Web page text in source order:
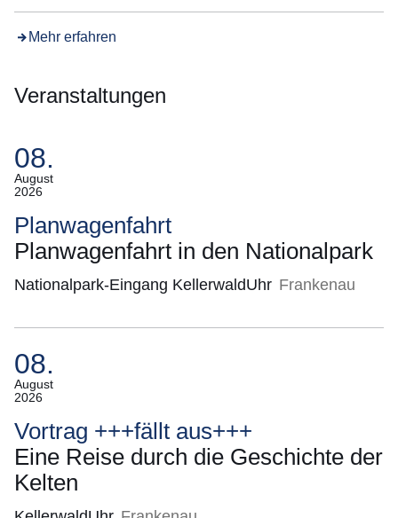
Mehr erfahren
Veranstaltungen
08.
August
2026
(Termin:
08.
August
2026)
Planwagenfahrt
Planwagenfahrt in den Nationalpark
Nationalpark-Eingang KellerwaldUhr Frankenau
08.
August
2026
(Termin:
08.
August
2026)
Vortrag +++fällt aus+++
Eine Reise durch die Geschichte der
Kelten